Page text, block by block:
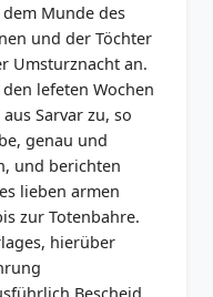
Munde des
und der Töchter
Umsturznacht an.
lefeten Wochen
Sarvar zu, so
genau und
und berichten
lieben armen
zur Totenbahre.
hierüber